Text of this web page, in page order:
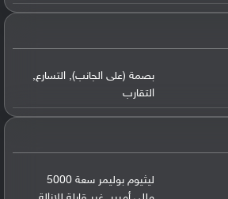
بصمة (على الجانب), التسارع,
التقارب
ليثيوم بوليمر سعة 5000